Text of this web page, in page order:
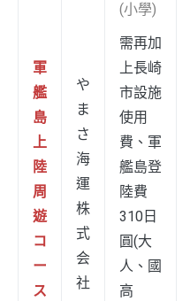
軍
艦
島
上
陸
周
遊
コ
ー
ス
や
ま
さ
海
運
株
式
会
社
(小學)
需再加
上長崎
市設施
使用
費、軍
艦島登
陸費
310日
圓(大
人、國
高